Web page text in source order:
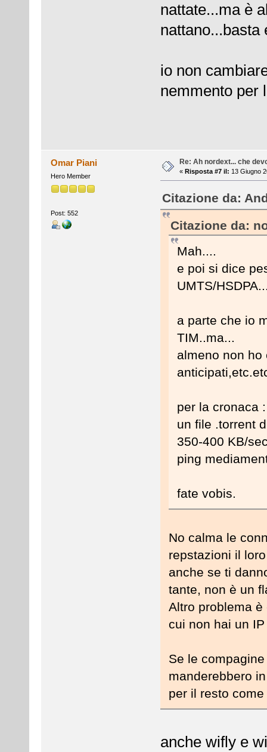
nattate...ma è
nattano...basta
io non
nemmento per
Omar Piani
Hero Member
Post: 552
Re: Ah nordext... che
« Risposta #7 il: 13 Giugno
Citazione da:
Citazione da:
Mah....
e poi si dice
UMTS/
a parte che io
TIM..ma...
almeno non ho
per la cronaca
un file .torrent
350-400 KB/
ping
fate vobis.
No calma le
repstazioni il
anche se ti
tante, non è un
Altro problema
cui non hai un
Se le
manderebbero
per il resto
anche wifly e